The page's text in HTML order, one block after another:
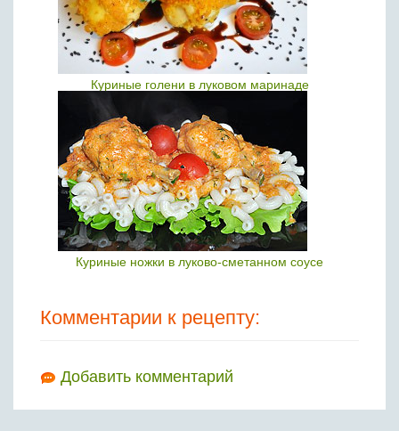
Куриные голени в луковом маринаде
Куриные ножки в луково-сметанном соусе
Комментарии к рецепту:
Добавить комментарий